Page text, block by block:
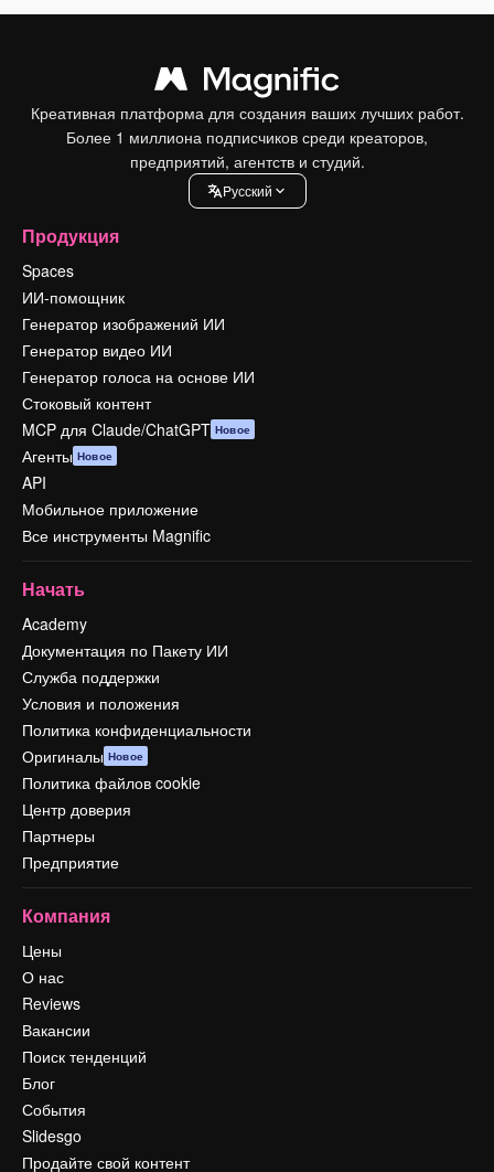
Креативная платформа для создания ваших лучших работ.
Более 1 миллиона подписчиков среди креаторов,
предприятий, агентств и студий.
Pусский
Продукция
Spaces
ИИ-помощник
Генератор изображений ИИ
Генератор видео ИИ
Генератор голоса на основе ИИ
Стоковый контент
MCP для Claude/ChatGPT Новое
Агенты Новое
API
Мобильное приложение
Все инструменты Magnific
Начать
Academy
Документация по Пакету ИИ
Служба поддержки
Условия и положения
Политика конфиденциальности
Оригиналы Новое
Политика файлов cookie
Центр доверия
Партнеры
Предприятие
Компания
Цены
О нас
Reviews
Вакансии
Поиск тенденций
Блог
События
Slidesgo
Продайте свой контент